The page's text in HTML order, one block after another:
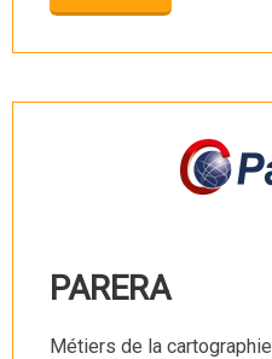
PARERA
Métiers de la